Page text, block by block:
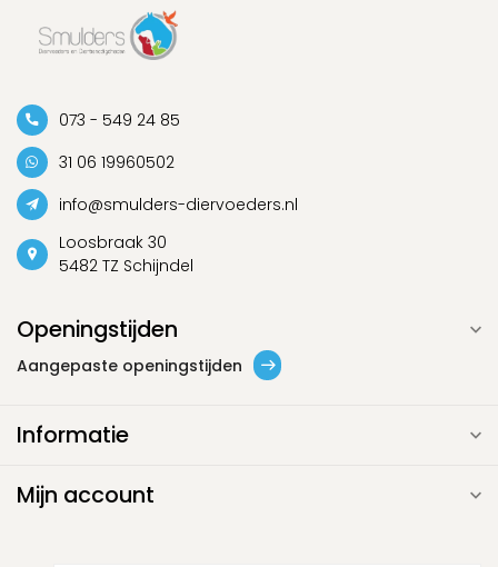
073 - 549 24 85
31 06 19960502
info@smulders-diervoeders.nl
Loosbraak 30
5482 TZ Schijndel
Openingstijden
Aangepaste openingstijden
Informatie
Mijn account